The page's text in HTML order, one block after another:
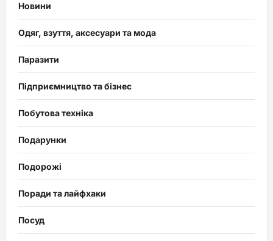
Новини
Одяг, взуття, аксесуари та мода
Паразити
Підприємництво та бізнес
Побутова техніка
Подарунки
Подорожі
Поради та лайфхаки
Посуд